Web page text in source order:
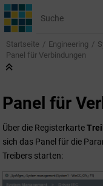
Springe zum Hauptinhalt
Startseite Engineering
Panel für Verbindungen
Panel für
Über die Registerkarte
sich das Panel für die
Treibers starten: